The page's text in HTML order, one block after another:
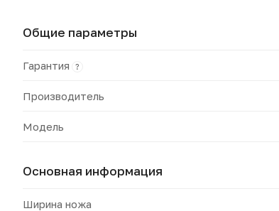
Общие параметры
Гарантия ?
Производитель
Модель
Основная информация
Ширина ножа